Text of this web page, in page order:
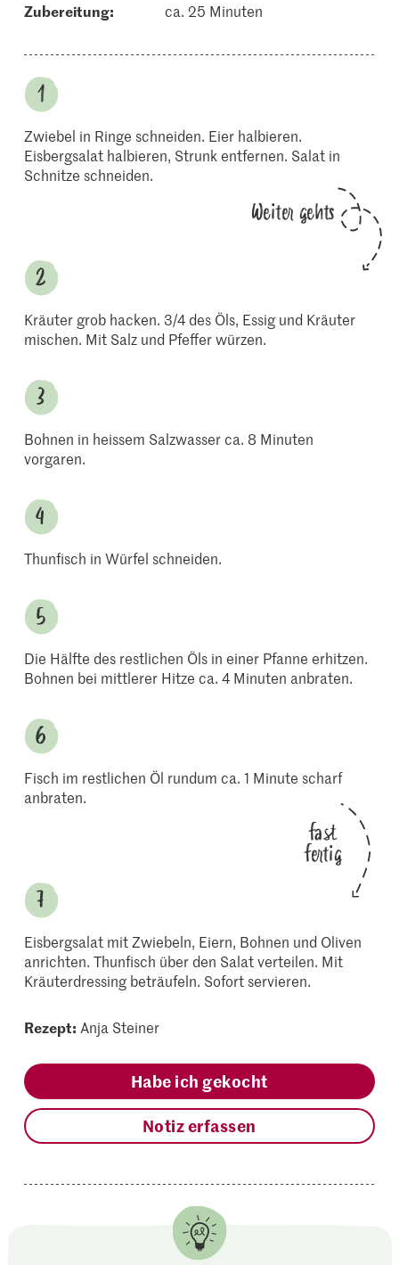
Zubereitung: ca. 25 Minuten
Zwiebel in Ringe schneiden. Eier halbieren.
Eisbergsalat halbieren, Strunk entfernen. Salat in
Schnitze schneiden.
Weiter gehts
Kräuter grob hacken. 3/4 des Öls, Essig und Kräuter
mischen. Mit Salz und Pfeffer würzen.
Bohnen in heissem Salzwasser ca. 8 Minuten
vorgaren.
Thunfisch in Würfel schneiden.
Die Hälfte des restlichen Öls in einer Pfanne erhitzen.
Bohnen bei mittlerer Hitze ca. 4 Minuten anbraten.
Fisch im restlichen Öl rundum ca. 1 Minute scharf
anbraten.
fast
fertig
Eisbergsalat mit Zwiebeln, Eiern, Bohnen und Oliven
anrichten. Thunfisch über den Salat verteilen. Mit
Kräuterdressing beträufeln. Sofort servieren.
Rezept: Anja Steiner
Habe ich gekocht
Notiz erfassen